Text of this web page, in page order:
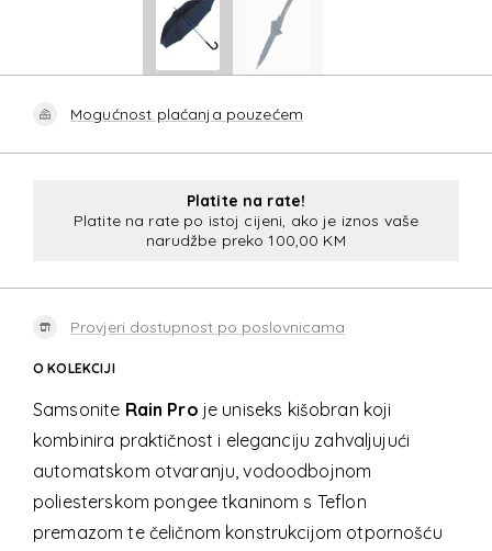
Mogućnost plaćanja pouzećem
Platite na rate!
Platite na rate po istoj cijeni, ako je iznos vaše
narudžbe preko 100,00 KM
Provjeri dostupnost po poslovnicama
O KOLEKCIJI
Samsonite Rain Pro je uniseks kišobran koji
kombinira praktičnost i eleganciju zahvaljujući
automatskom otvaranju, vodoodbojnom
poliesterskom pongee tkaninom s Teflon
premazom te čeličnom konstrukcijom otpornošću